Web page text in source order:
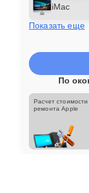
iMac
Показать еще
По
Расчет стоимости
ремонта Apple